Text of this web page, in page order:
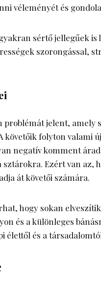
véleményét és
sértő jellegűek is
szorongással,
jelent, amely
követőik folyton valami
negatív komment
Ezért van az,
át követői számára.
hogy sokan
és a különleges
élettől és a